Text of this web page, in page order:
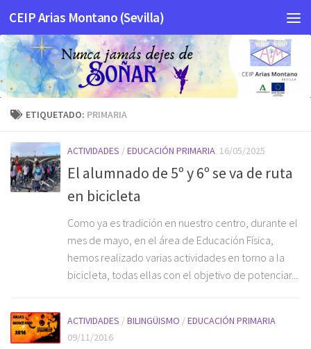
Saltar al contenido
CEIP Arias Montano (Sevilla)
ETIQUETADO: PRIMARIA
ACTIVIDADES /EDUCACIÓN PRIMARIA 16/05/2025
El alumnado de 5º y 6º se va de ruta
en bicicleta
Como ya es tradición en nuestro centro, durante el
mes de mayo, en el área de Educación Física,
hemos realizado varias actividades en torno a la
bicicleta, todas ellas con el objetivo de potenciar...
ACTIVIDADES /BILINGÜISMO /EDUCACIÓN PRIMARIA
09/11/2016